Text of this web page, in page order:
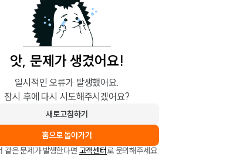
앗, 문제가 생겼어요!
일시적인 오류가 발생했어요.
잠시 후에 다시 시도해주시겠어요?
새로고침하기
홈으로 돌아가기
같은 문제가 발생한다면 고객센터로 문의해주세요.